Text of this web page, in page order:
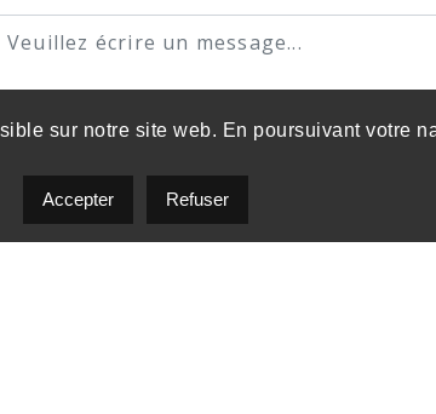
sur notre site web. En poursuivant votre
Accepter Refuser